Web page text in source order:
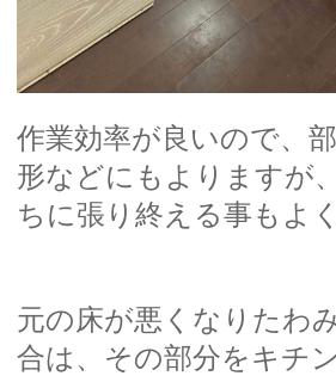
作業効率が良いので、
形などにもよりますが
ちに張り終える事もよ
元の床が悪くなりたわ
合は、その部分をキチ